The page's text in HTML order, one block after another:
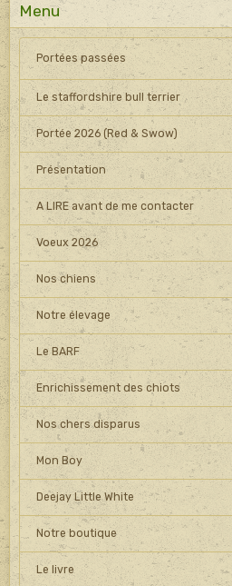
Menu
Portées passées
Le staffordshire bull terrier
Portée 2026 (Red & Swow)
Présentation
A LIRE avant de me contacter
Voeux 2026
Nos chiens
Notre élevage
Le BARF
Enrichissement des chiots
Nos chers disparus
Mon Boy
Deejay Little White
Notre boutique
Le livre